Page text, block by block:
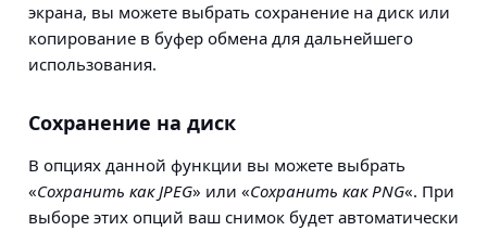
экрана, вы можете выбрать сохранение на диск или
копирование в буфер обмена для дальнейшего
использования.
Сохранение на диск
В опциях данной функции вы можете выбрать
«Сохранить как JPEG» или «Сохранить как PNG«. При
выборе этих опций ваш снимок будет автоматически